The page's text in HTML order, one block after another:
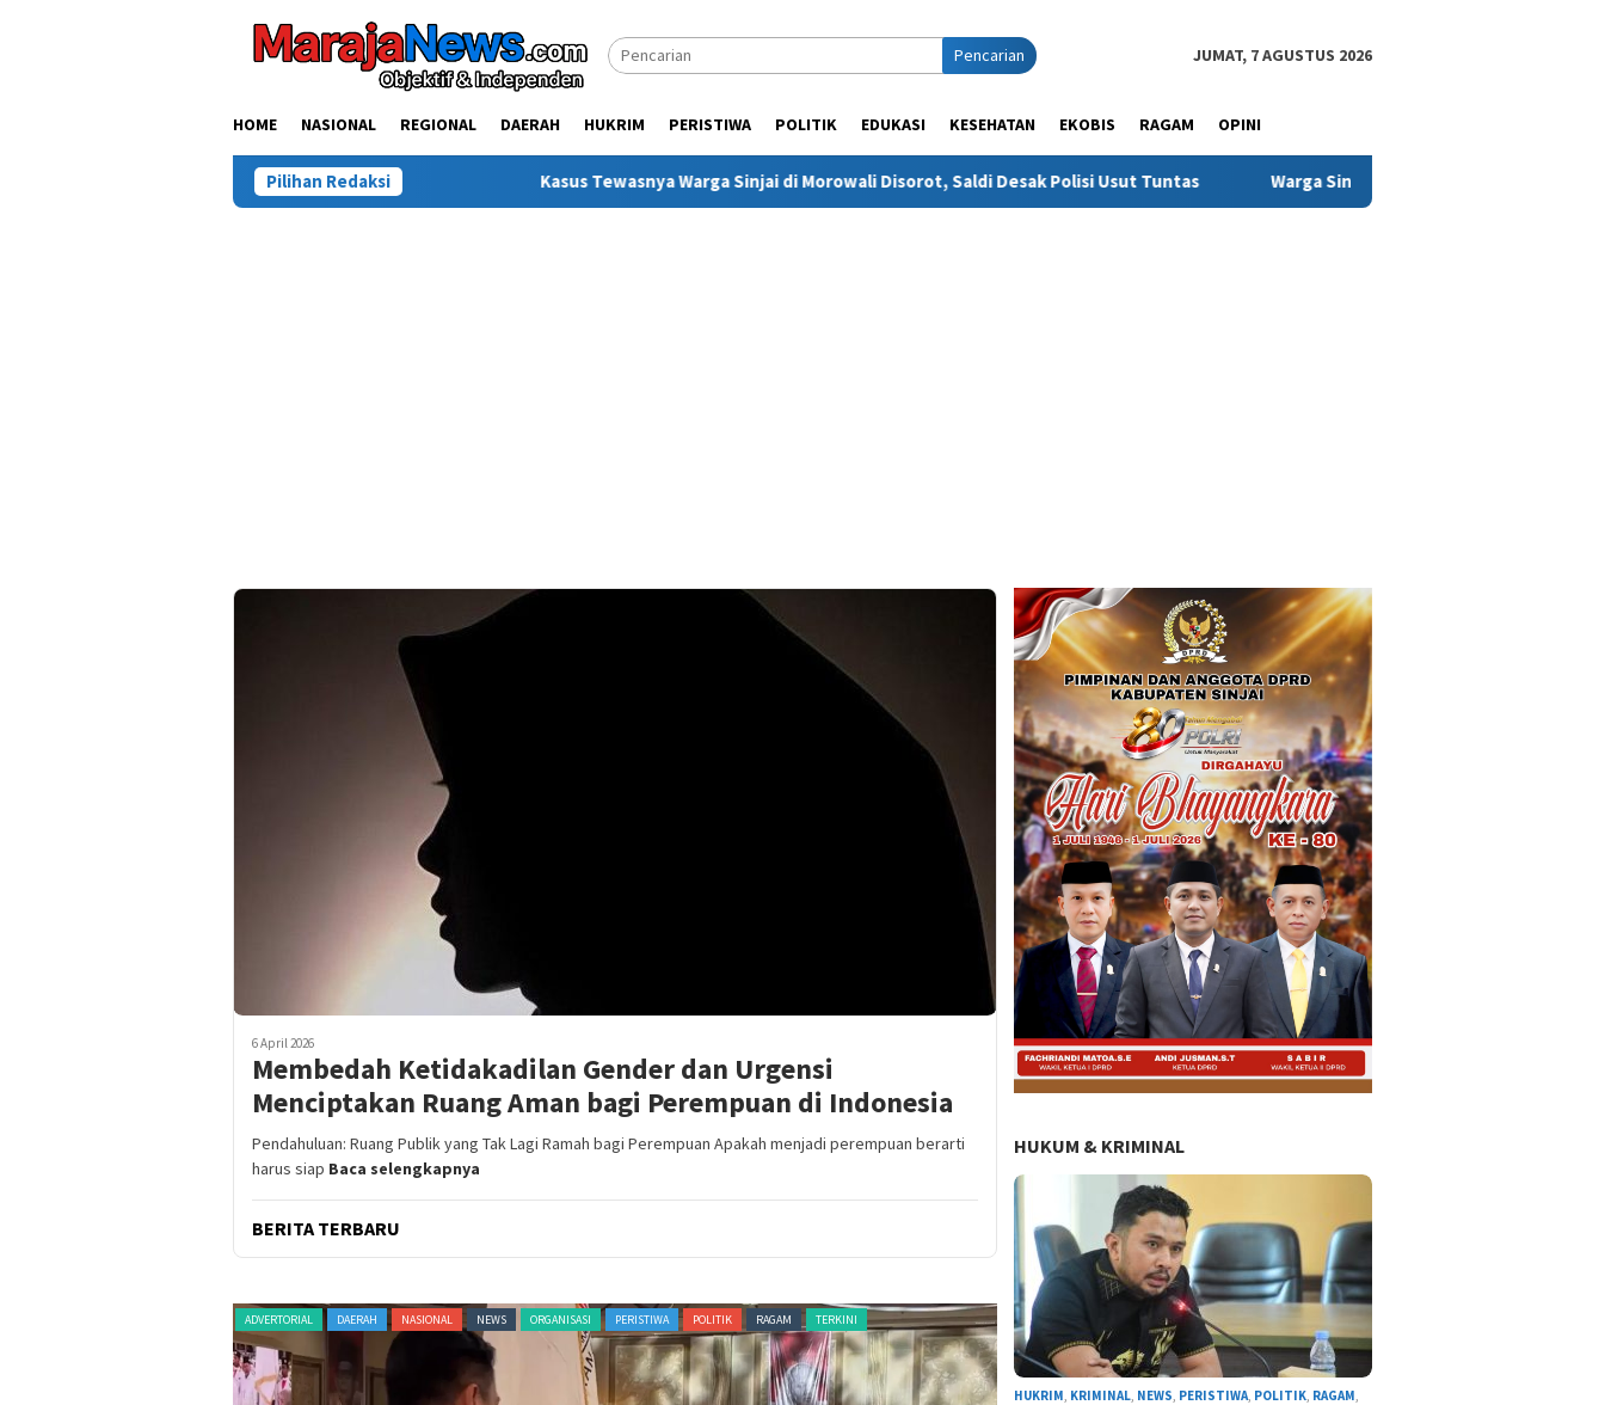
Pencarian JUMAT, 7 AGUSTUS 2026
HOME NASIONAL REGIONAL DAERAH HUKRIM PERISTIWA POLITIK EDUKASI KESEHATAN EKOBIS RAGAM OPINI
Pilihan Redaksi Kasus Tewasnya Warga Sinjai di Morowali Disorot, Saldi Desak Polisi Usut Tuntas Warga Sinjai Tewas Dikeroyok di Morowali, Ketua DPRD
6 April 2026
Membedah Ketidakadilan Gender dan Urgensi
Menciptakan Ruang Aman bagi Perempuan di Indonesia
Pendahuluan: Ruang Publik yang Tak Lagi Ramah bagi Perempuan Apakah menjadi perempuan berarti
harus siap Baca selengkapnya
BERITA TERBARU
ADVERTORIAL DAERAH NASIONAL NEWS ORGANISASI PERISTIWA POLITIK RAGAM TERKINI ADVERTORIAL NEWS ORGANISASI
HUKUM & KRIMINAL
HUKRIM, KRIMINAL, NEWS, PERISTIWA, POLITIK, RAGAM,